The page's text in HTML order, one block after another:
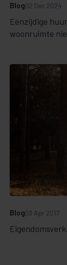
Eenzijdige
woonruimte
Blog02 Dec 2024
Blog03 Apr 2017